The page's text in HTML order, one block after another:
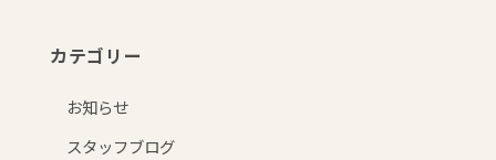
カテゴリー
お知らせ
スタッフブログ